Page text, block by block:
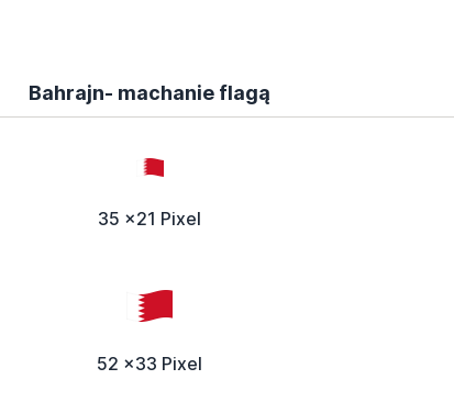
Bahrajn- machanie flagą
35 x21 Pixel
52 x33 Pixel